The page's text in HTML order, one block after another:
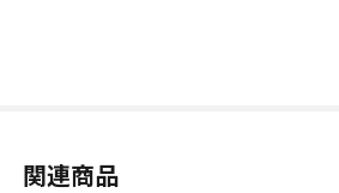
関連商品